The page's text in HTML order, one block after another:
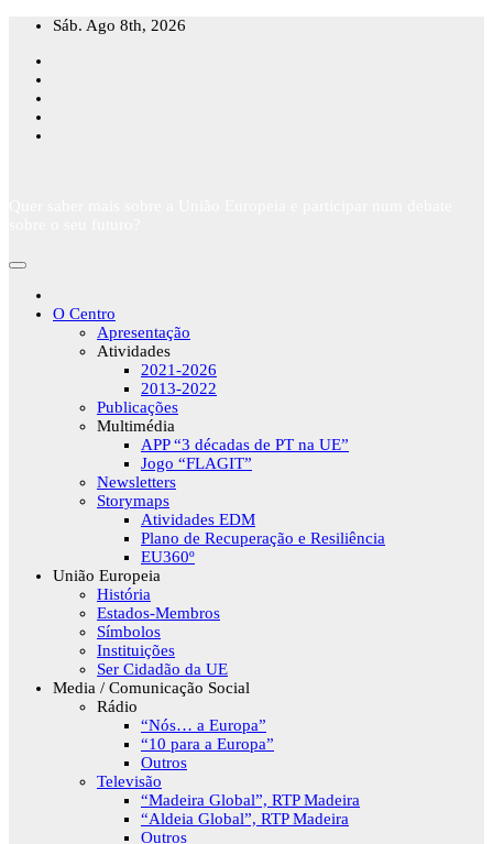
Skip
content
Sáb. Ago 8th, 2026
O Centro
Apresentação
Atividades
2021-2026
2013-2022
Publicações
Multimédia
APP “3 décadas de PT na UE”
Jogo “FLAGIT”
Newsletters
Storymaps
Atividades EDM
Plano de Recuperação e Resiliência
EU360º
União Europeia
História
Estados-Membros
Símbolos
Instituições
Ser Cidadão da UE
Media / Comunicação Social
Rádio
“Nós… a Europa”
“10 para a Europa”
Outros
Televisão
“Madeira Global”, RTP Madeira
“Aldeia Global”, RTP Madeira
Outros